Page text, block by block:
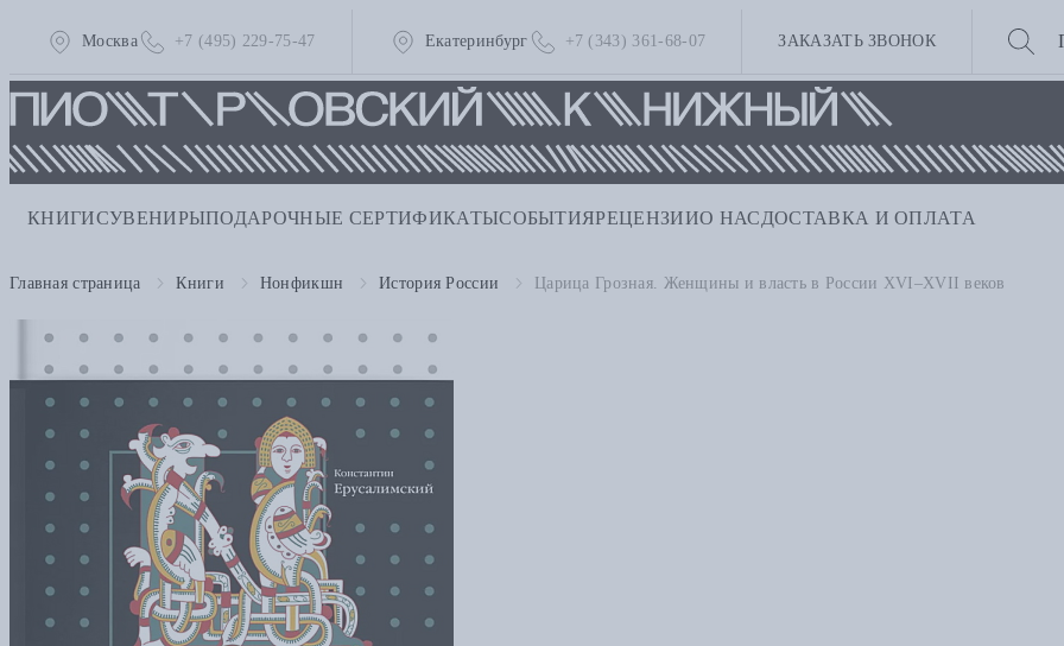
Москва +7 (495) 229-75-47 Екатеринбург +7 (343) 361-68-07 ЗАКАЗАТЬ ЗВОНОК
КНИГИСУВЕНИРЫПОДАРОЧНЫЕ СЕРТИФИКАТЫСОБЫТИЯРЕЦЕНЗИИО НАС ДОСТАВКА И ОПЛАТА
Главная страница Книги Нонфикшн История России Царица Грозная. Женщины и власть в России XVI–XVII веков